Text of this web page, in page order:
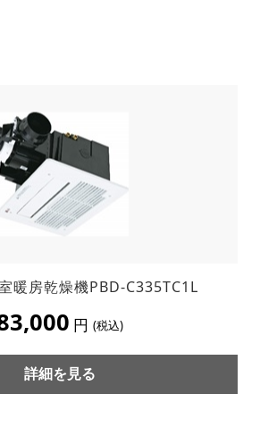
暖房乾燥機PBD-C335TC1L
円 (税込)
詳細を見る